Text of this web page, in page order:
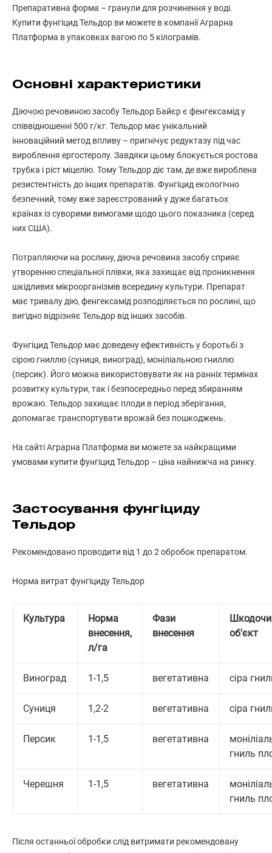
Препаративна форма – гранули для розчинення у воді.
Купити фунгіцид Тельдор ви можете в компанії Аграрна
Платформа в упаковках вагою по 5 кілограмів.
Основні характеристики
Діючою речовиною засобу Тельдор Байєр є фенгексамід у
співвідношенні 500 г/кг. Тельдор має унікальний
інноваційний метод впливу – пригнічує редуктазу під час
вироблення ергостеролу. Завдяки цьому блокується ростова
трубка і ріст міцелію. Тому Тельдор діє там, де вже вироблена
резистентність до інших препаратів. Фунгіцид екологічно
безпечний, тому вже зареєстрований у дуже багатьох
країнах із суворими вимогами щодо цього показника (серед
них США).
Потрапляючи на рослину, діюча речовина засобу сприяє
утворенню спеціальної плівки, яка захищає від проникнення
шкідливих мікроорганізмів всередину культури. Препарат
має тривалу дію, фенгексамід розподіляється по рослині, що
вигідно відрізняє Тельдор від інших засобів.
Фунгіцид Тельдор має доведену ефективність у боротьбі з
сірою гниллю (суниця, виноград), моніліальною гниллю
(персик). Його можна використовувати як на ранніх термінах
розвитку культури, так і безпосередньо перед збиранням
врожаю. Тельдор захищає плоди в період зберігання,
допомагає транспортувати врожай без пошкоджень.
На сайті Аграрна Платформа ви можете за найкращими
умовами купити фунгіцид Тельдор – ціна найнижча на ринку.
Застосування фунгіциду
Тельдор
Рекомендовано проводити від 1 до 2 обробок препаратом.
Норма витрат фунгіциду Тельдор
Культура
Норма
внесення,
л/га
Фази
внесення
об'єкт
Виноград 1-1,5 вегетативна сіра
Суниця 1,2-2 вегетативна сіра
Персик 1-1,5 вегетативна
гниль
Черешня 1-1,5 вегетативна
гниль
Після останньої обробки слід витримати рекомендовану